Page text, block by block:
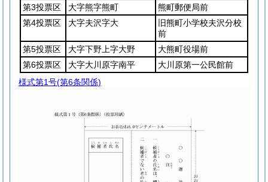
第3投票区
大字熊字熊町
熊町郵便局前
第4投票区
大字夫沢字大
旧熊町小学校夫沢分校
前
第5投票区
大字下野上字大野
大熊町役場前
第6投票区
大字大川原字南平
大川原第一公民館前
様式第1号(第6条関係)